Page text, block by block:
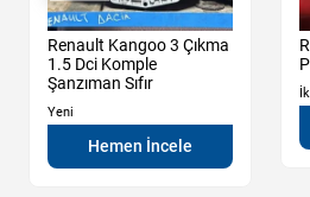
Renault Kangoo 3 Çıkma
1.5 Dci Komple
Şanzıman Sıfır
Yeni
Hemen İncele